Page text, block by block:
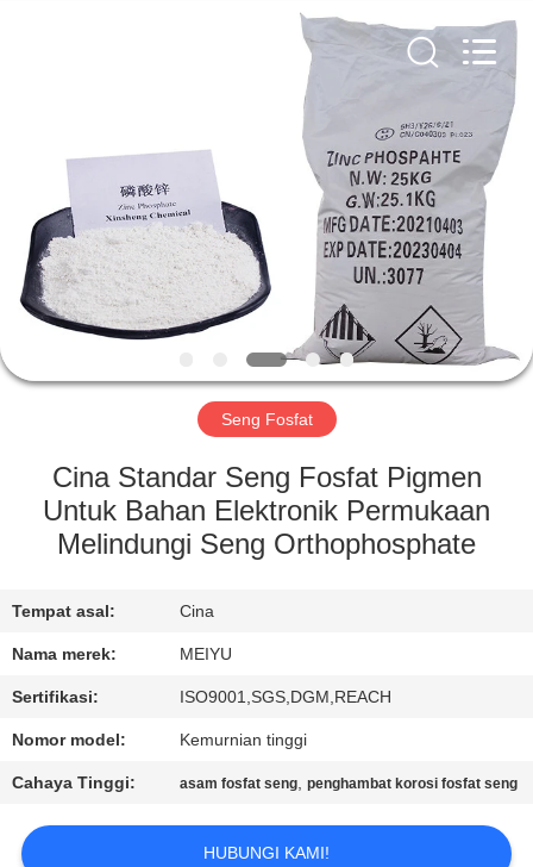
PRODUK
VIDEO
TENTANG
KAMI
TUR
PABRIK
KUALITAS
HUBUNGI
KAMI
KUTIPAN
Seng Fosfat
Cina Standar Seng Fosfat Pigmen
Untuk Bahan Elektronik Permukaan
Melindungi Seng Orthophosphate
Tempat asal: Cina
Nama merek: MEIYU
Sertifikasi: ISO9001,SGS,DGM,REACH
Nomor model: Kemurnian tinggi
Cahaya Tinggi: asam fosfat seng,penghambat korosi fosfat seng
HUBUNGI KAMI!